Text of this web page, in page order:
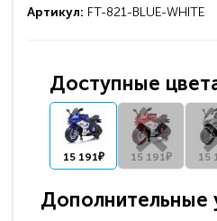
Артикул: FT-821-BLUE-WHITE
Доступные
15 191₽ 15 191₽ 15
Дополнительные